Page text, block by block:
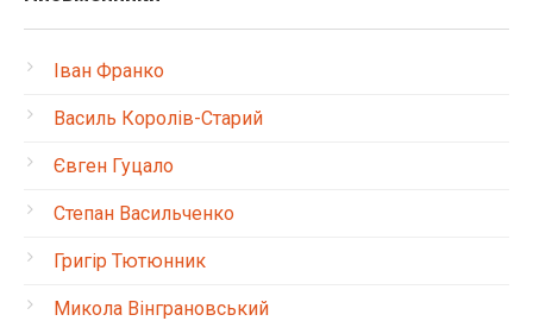
Іван Франко
Василь Королів-Старий
Євген Гуцало
Степан Васильченко
Григір Тютюнник
Микола Вінграновський